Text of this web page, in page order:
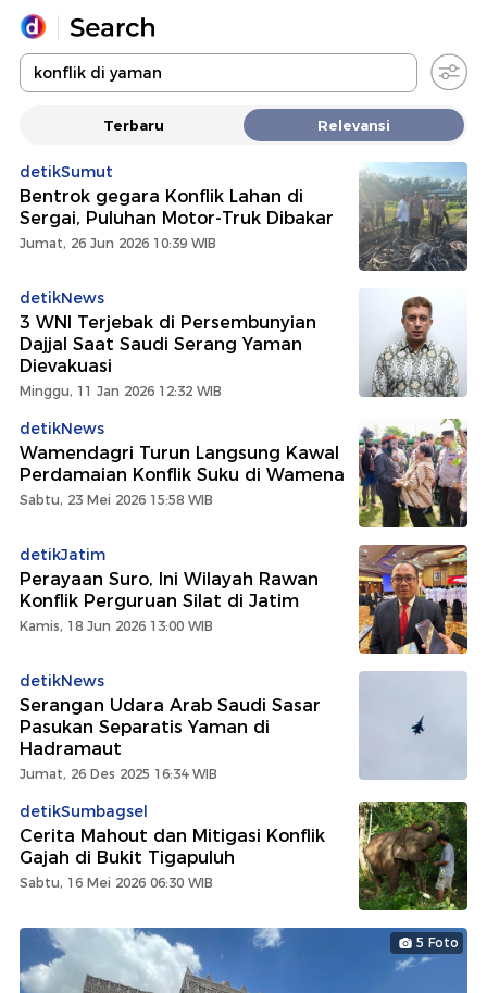
Yang sedang ramai dicari
Promoted
Terbaru Relevansi
detikSumut
Bentrok gegara Konflik Lahan di
Sergai, Puluhan Motor-Truk Dibakar
Jumat, 26 Jun 2026 10:39 WIB
detikNews
3 WNI Terjebak di Persembunyian
Dajjal Saat Saudi Serang Yaman
Dievakuasi
Minggu, 11 Jan 2026 12:32 WIB
detikNews
Wamendagri Turun Langsung Kawal
Perdamaian Konflik Suku di Wamena
Sabtu, 23 Mei 2026 15:58 WIB
detikJatim
Perayaan Suro, Ini Wilayah Rawan
Konflik Perguruan Silat di Jatim
Kamis, 18 Jun 2026 13:00 WIB
detikNews
Serangan Udara Arab Saudi Sasar
Pasukan Separatis Yaman di
Hadramaut
Jumat, 26 Des 2025 16:34 WIB
detikSumbagsel
Cerita Mahout dan Mitigasi Konflik
Gajah di Bukit Tigapuluh
Sabtu, 16 Mei 2026 06:30 WIB
5 Foto